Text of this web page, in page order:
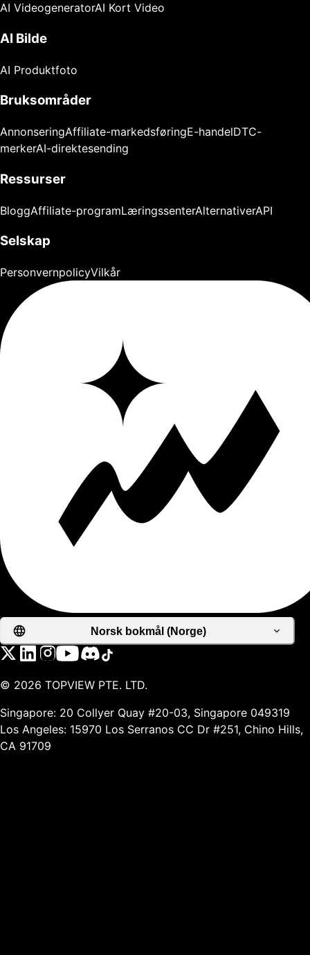
AI VideogeneratorAI Kort Video
AI Bilde
AI Produktfoto
Bruksområder
AnnonseringAffiliate-markedsføringE-handelDTC-
merkerAI-direktesending
Ressurser
BloggAffiliate-programLæringssenterAlternativerAPI
Selskap
PersonvernpolicyVilkår
Norsk bokmål (Norge)
© 2026 TOPVIEW PTE. LTD.
Singapore: 20 Collyer Quay #20-03, Singapore 049319
Los Angeles: 15970 Los Serranos CC Dr #251, Chino Hills,
CA 91709